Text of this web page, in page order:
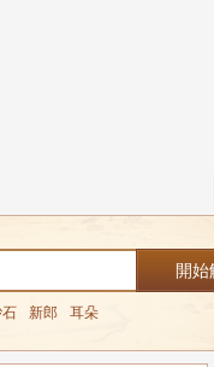
新郎 耳朵